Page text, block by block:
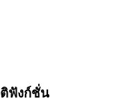
ฟังก์ชั่น